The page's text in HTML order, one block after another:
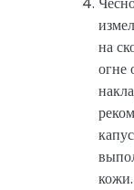
на
огне
кожи.